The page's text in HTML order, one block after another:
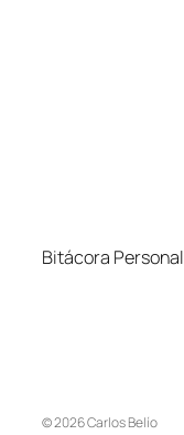
Bitácora Personal
© 2026 Carlos Belío